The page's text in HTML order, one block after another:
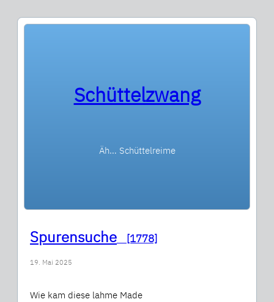
Schüttelzwang
Äh… Schüttelreime
Spurensuche [1778]
19. Mai 2025
Wie kam diese lahme Made